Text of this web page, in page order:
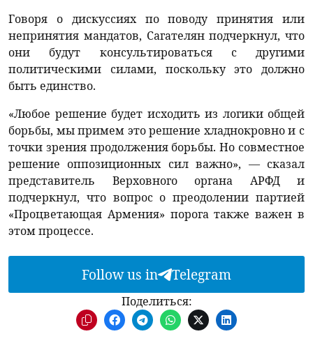
Говоря о дискуссиях по поводу принятия или
непринятия мандатов, Сагателян подчеркнул, что
они будут консультироваться с другими
политическими силами, поскольку это должно
быть единство.
«Любое решение будет исходить из логики общей
борьбы, мы примем это решение хладнокровно и с
точки зрения продолжения борьбы. Но совместное
решение оппозиционных сил важно», — сказал
представитель Верховного органа АРФД и
подчеркнул, что вопрос о преодолении партией
«Процветающая Армения» порога также важен в
этом процессе.
Follow us in Telegram
Поделиться: